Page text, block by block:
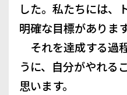
した。私たちには、
明確な目標があります
それを達成する過
うに、自分がやれる
思います。